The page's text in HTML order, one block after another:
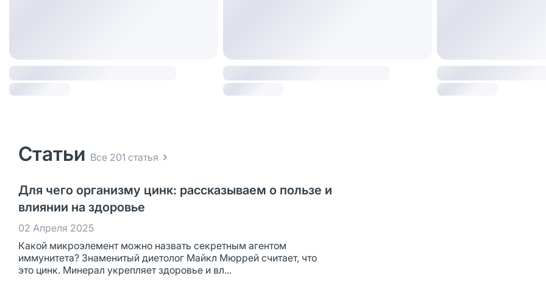
Статьи Все 201 статья
Для чего организму цинк: рассказываем о пользе и
влиянии на здоровье
02 Апреля 2025
Какой микроэлемент можно назвать секретным агентом
иммунитета? Знаменитый диетолог Майкл Мюррей считает, что
это цинк. Минерал укрепляет здоровье и вл...